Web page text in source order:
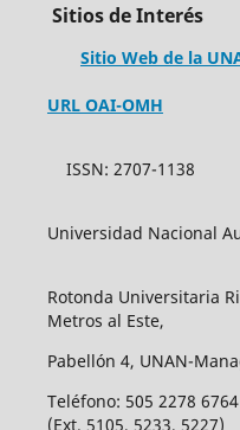
Sitios de Interés
Sitio Web de la
URL OAI-OMH
ISSN:
Universidad
Rotonda Universitaria
Metros al Este,
Pabellón 4, UNAN-
Teléfono: 505 2278
(Ext. 5105, 5233, 5227)